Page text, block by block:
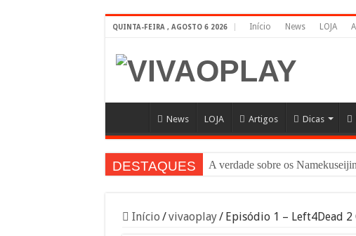
QUINTA-FEIRA , AGOSTO 6 2026 Início News LOJA
News LOJA Artigos Dicas
DESTAQUES A verdade sobre os
Início /vivaoplay/ Episódio 1 – Left4Dead